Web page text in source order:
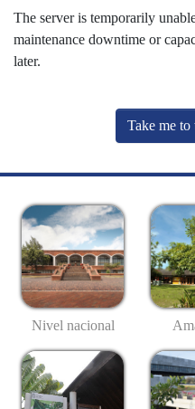
The server is temporarily
maintenance downtime or
later.
Take me to
Nivel nacional